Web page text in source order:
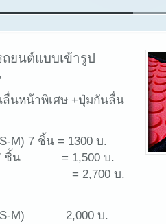
ยนต์แบบเข้ารูป
ลื่นหน้าพิเศษ +ปุ่มกันลื่น
M) 7 ชิ้น = 1300 บ.
7 ชิ้น = 1,500 บ.
= 2,700 บ.
(S-M) 2,000 บ.